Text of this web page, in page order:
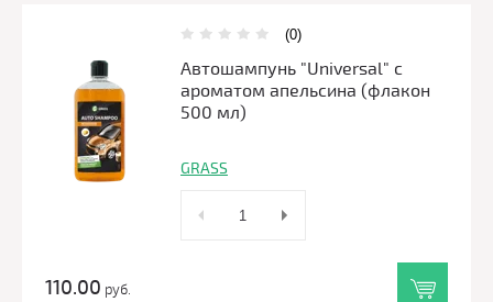
(0)
Автошампунь "Universal" с
ароматом апельсина (флакон
500 мл)
GRASS
110.00 руб.